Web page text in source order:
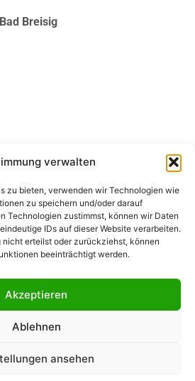
verwalten
zu bieten, verwenden wir Technologien wie
zu speichern und/oder darauf
Technologien zustimmst, können wir Daten
IDs auf dieser Website verarbeiten.
nicht erteilst oder zurückziehst, können
beeinträchtigt werden.
Akzeptieren
Ablehnen
ansehen
Breisig